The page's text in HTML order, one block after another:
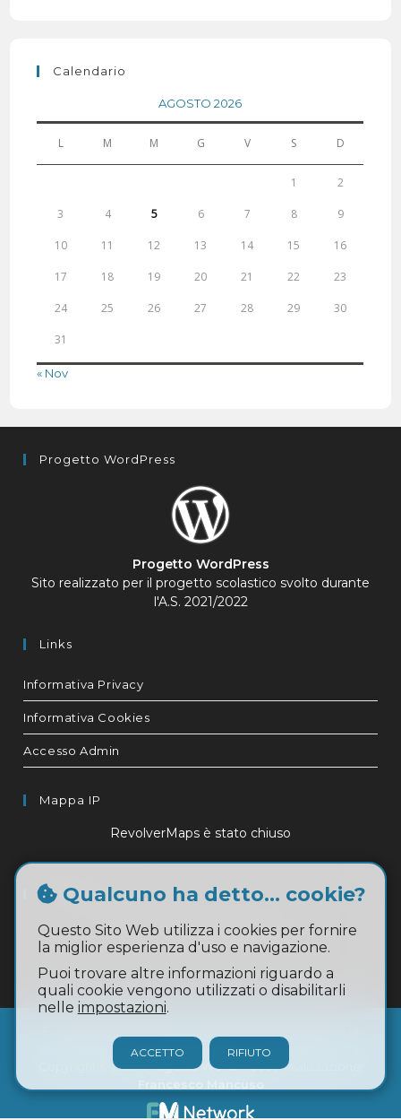
Calendario
AGOSTO 2026
L M M G V S D
1 2
3 4 5 6 7 8 9
10 11 12 13 14 15 16
17 18 19 20 21 22 23
24 25 26 27 28 29 30
31
« Nov
Progetto WordPress
Progetto WordPress
Sito realizzato per il progetto scolastico svolto durante
l'A.S. 2021/2022
Links
Informativa Privacy
Informativa Cookies
Accesso Admin
Mappa IP
RevolverMaps è stato chiuso
Ultime 24h
RevolverMaps è stato chiuso
redistribuzione dei contenuti in qualsiasi modo o forma.
Copyright © 2026Progetto WordPress| Realizzazione:
Qualcuno ha detto... cookie?
Questo Sito Web utilizza i cookies per fornire
la miglior esperienza d'uso e navigazione.
Puoi trovare altre informazioni riguardo a
quali cookie vengono utilizzati o disabilitarli
nelle impostazioni.
ACCETTO RIFIUTO